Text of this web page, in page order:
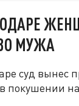
МУЖА
суд вынес
покушении на